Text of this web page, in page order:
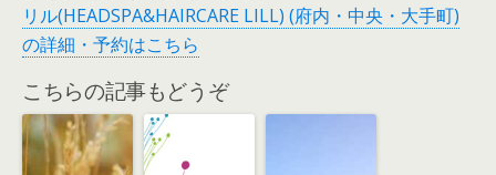
リル(HEADSPA&HAIRCARE LILL) (府内・中央・大手町)
の詳細・予約はこちら
こちらの記事もどうぞ